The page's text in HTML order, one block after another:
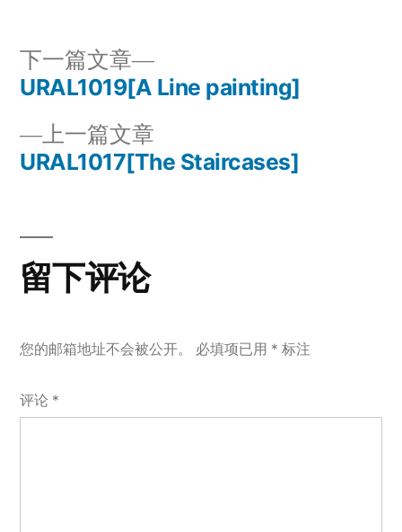
文
章
航
上一篇文章
一
URAL1017[The Staircases]
下一篇文章
下
一
章：
URAL1019[A Line painting]
留下评论
您的邮箱地址不会被公开。 必填项已用 * 标注
评论 *